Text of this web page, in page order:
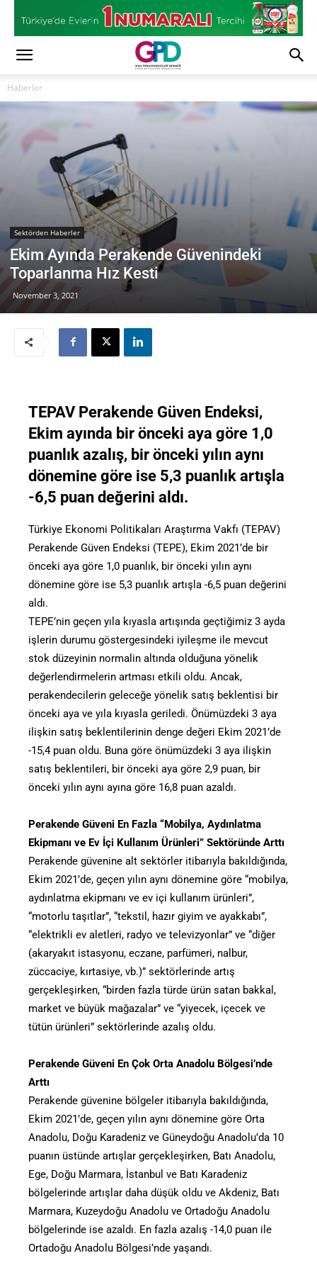
Haberler
Sektörden Haberler
Ekim Ayında Perakende Güvenindeki
Toparlanma Hız Kesti
November 3, 2021
TEPAV Perakende Güven Endeksi,
Ekim ayında bir önceki aya göre 1,0
puanlık azalış, bir önceki yılın aynı
dönemine göre ise 5,3 puanlık artışla
-6,5 puan değerini aldı.
Türkiye Ekonomi Politikaları Araştırma Vakfı (TEPAV)
Perakende Güven Endeksi (TEPE), Ekim 2021’de bir
önceki aya göre 1,0 puanlık, bir önceki yılın aynı
dönemine göre ise 5,3 puanlık artışla -6,5 puan değerini
aldı.
TEPE’nin geçen yıla kıyasla artışında geçtiğimiz 3 ayda
işlerin durumu göstergesindeki iyileşme ile mevcut
stok düzeyinin normalin altında olduğuna yönelik
değerlendirmelerin artması etkili oldu. Ancak,
perakendecilerin geleceğe yönelik satış beklentisi bir
önceki aya ve yıla kıyasla geriledi. Önümüzdeki 3 aya
ilişkin satış beklentilerinin denge değeri Ekim 2021’de
-15,4 puan oldu. Buna göre önümüzdeki 3 aya ilişkin
satış beklentileri, bir önceki aya göre 2,9 puan, bir
önceki yılın aynı ayına göre 16,8 puan azaldı.
Perakende Güveni En Fazla “Mobilya, Aydınlatma
Ekipmanı ve Ev İçi Kullanım Ürünleri” Sektöründe Arttı
Perakende güvenine alt sektörler itibarıyla bakıldığında,
Ekim 2021’de, geçen yılın aynı dönemine göre “mobilya,
aydınlatma ekipmanı ve ev içi kullanım ürünleri”,
“motorlu taşıtlar”, “tekstil, hazır giyim ve ayakkabı”,
“elektrikli ev aletleri, radyo ve televizyonlar” ve “diğer
(akaryakıt istasyonu, eczane, parfümeri, nalbur,
züccaciye, kırtasiye, vb.)” sektörlerinde artış
gerçekleşirken, “birden fazla türde ürün satan bakkal,
market ve büyük mağazalar” ve “yiyecek, içecek ve
tütün ürünleri” sektörlerinde azalış oldu.
Perakende Güveni En Çok Orta Anadolu Bölgesi’nde
Arttı
Perakende güvenine bölgeler itibarıyla bakıldığında,
Ekim 2021’de, geçen yılın aynı dönemine göre Orta
Anadolu, Doğu Karadeniz ve Güneydoğu Anadolu’da 10
puanın üstünde artışlar gerçekleşirken, Batı Anadolu,
Ege, Doğu Marmara, İstanbul ve Batı Karadeniz
bölgelerinde artışlar daha düşük oldu ve Akdeniz, Batı
Marmara, Kuzeydoğu Anadolu ve Ortadoğu Anadolu
bölgelerinde ise azaldı. En fazla azalış -14,0 puan ile
Ortadoğu Anadolu Bölgesi’nde yaşandı.